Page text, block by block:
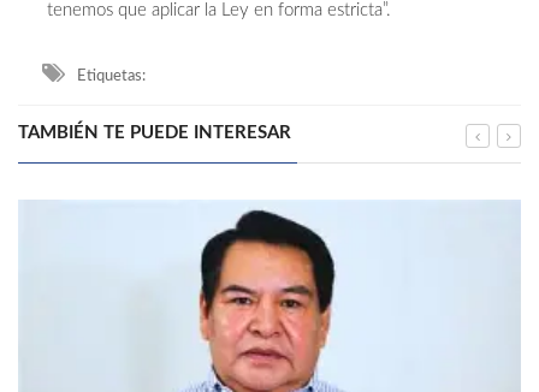
tenemos que aplicar la Ley en forma estricta”.
Etiquetas:
TAMBIÉN TE PUEDE INTERESAR